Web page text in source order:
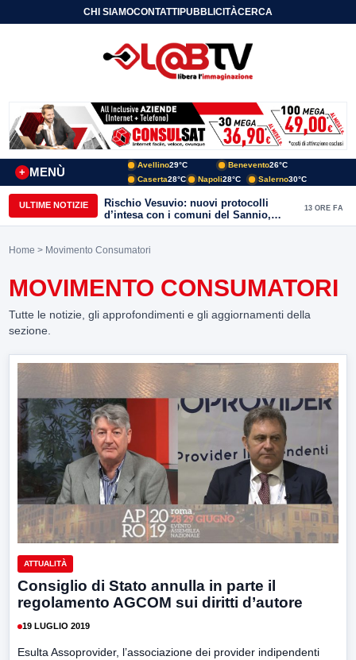
CHI SIAMOCONTATTIPUBBLICITÀCERCA
MENÙ
+
Avellino29°C Benevento26°C
Caserta28°C Napoli28°C Salerno30°C
ULTIME NOTIZIE
Rischio Vesuvio: nuovi protocolli
d’intesa con i comuni del Sannio,
firmato il protocollo con Arpaise
13 ORE FA
Home > Movimento Consumatori
MOVIMENTO CONSUMATORI
Tutte le notizie, gli approfondimenti e gli aggiornamenti della
sezione.
ATTUALITÀ
Consiglio di Stato annulla in parte il
regolamento AGCOM sui diritti d’autore
19 LUGLIO 2019
Esulta Assoprovider, l’associazione dei provider indipendenti